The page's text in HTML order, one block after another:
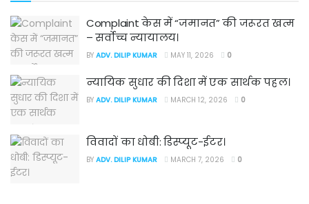
Complaint केस में “जमानत” की जरूरत खत्म
– सर्वोच्च न्यायालय।
BY ADV. DILIP KUMAR MAY 11, 2026 0
न्यायिक सुधार की दिशा में एक सार्थक पहल।
BY ADV. DILIP KUMAR MARCH 12, 2026 0
विवादों का धोबी: डिस्प्यूट-ईटर।
BY ADV. DILIP KUMAR MARCH 7, 2026 0